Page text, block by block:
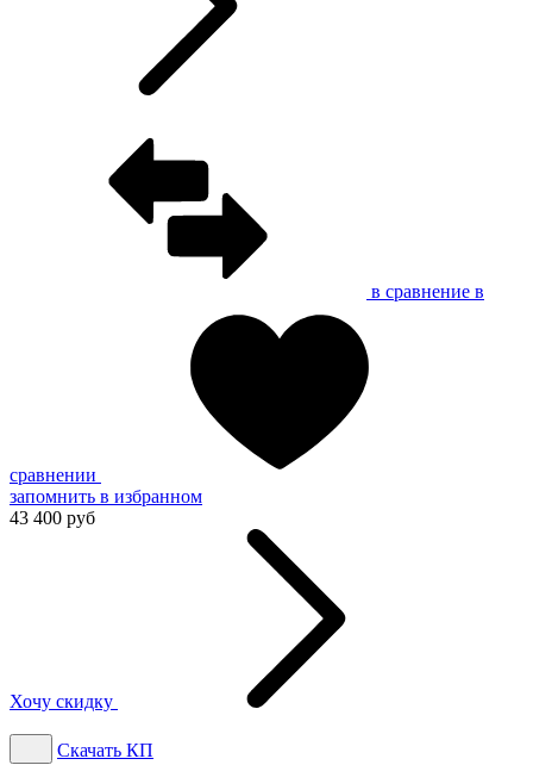
в сравнение в
сравнении
запомнить в избранном
43 400 руб
Хочу скидку
Скачать КП